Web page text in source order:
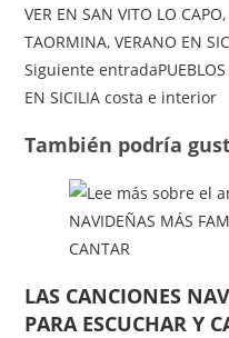
VER EN SAN VITO LO CAPO,
TAORMINA, VERANO EN
Leer
más
artículos
Siguiente entrada
EN SICILIA costa e interior
También podría
LAS CANCIONES
PARA ESCUCHAR Y